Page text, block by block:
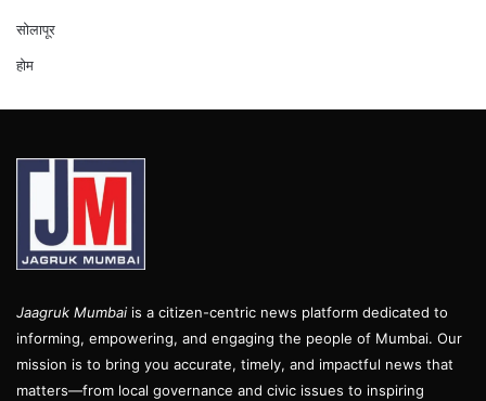
सोलापूर
होम
Jaagruk Mumbai is a citizen-centric news platform dedicated to
informing, empowering, and engaging the people of Mumbai. Our
mission is to bring you accurate, timely, and impactful news that
matters—from local governance and civic issues to inspiring